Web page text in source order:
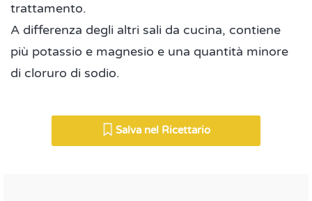
trattamento.
A differenza degli altri sali da cucina, contiene
più potassio e magnesio e una quantità minore
di cloruro di sodio.
Salva nel Ricettario